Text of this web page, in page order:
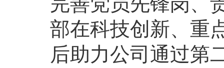
部在科技创新、重
后助力公司通过第